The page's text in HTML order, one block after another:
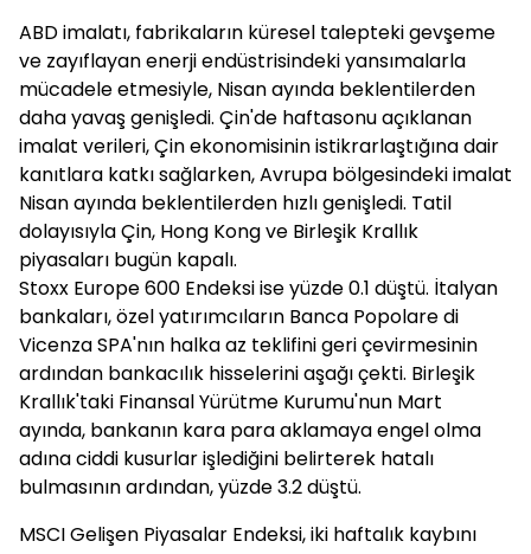
ABD imalatı, fabrikaların küresel talepteki gevşeme
ve zayıflayan enerji endüstrisindeki yansımalarla
mücadele etmesiyle, Nisan ayında beklentilerden
daha yavaş genişledi. Çin'de haftasonu açıklanan
imalat verileri, Çin ekonomisinin istikrarlaştığına dair
kanıtlara katkı sağlarken, Avrupa bölgesindeki imalat
Nisan ayında beklentilerden hızlı genişledi. Tatil
dolayısıyla Çin, Hong Kong ve Birleşik Krallık
piyasaları bugün kapalı.
Stoxx Europe 600 Endeksi ise yüzde 0.1 düştü. İtalyan
bankaları, özel yatırımcıların Banca Popolare di
Vicenza SPA'nın halka az teklifini geri çevirmesinin
ardından bankacılık hisselerini aşağı çekti. Birleşik
Krallık'taki Finansal Yürütme Kurumu'nun Mart
ayında, bankanın kara para aklamaya engel olma
adına ciddi kusurlar işlediğini belirterek hatalı
bulmasının ardından, yüzde 3.2 düştü.
MSCI Gelişen Piyasalar Endeksi, iki haftalık kaybını